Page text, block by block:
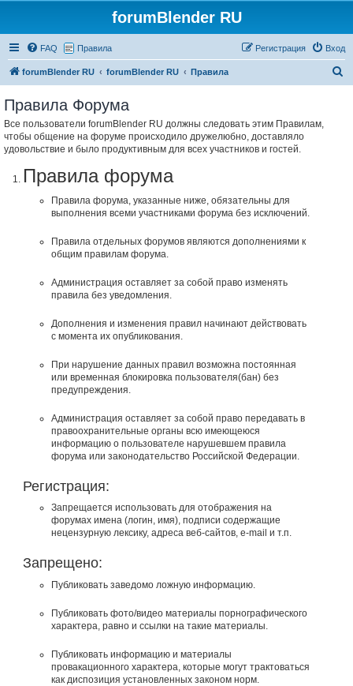
forumBlender RU
FAQ Правила Вход
Регистрация
forumBlender RU forumBlender RU Правила
Правила Форума
Все пользователи forumBlender RU должны следовать этим Правилам,
чтобы общение на форуме происходило дружелюбно, доставляло
удовольствие и было продуктивным для всех участников и гостей.
Правила форума
Правила форума, указанные ниже, обязательны для
выполнения всеми участниками форума без исключений.
Правила отдельных форумов являются дополнениями к
общим правилам форума.
Администрация оставляет за собой право изменять
правила без уведомления.
Дополнения и изменения правил начинают действовать
с момента их опубликования.
При нарушение данных правил возможна постоянная
или временная блокировка пользователя(бан) без
предупреждения.
Администрация оставляет за собой право передавать в
правоохранительные органы всю имеющеюся
информацию о пользователе нарушевшем правила
форума или законодательство Российской Федерации.
Регистрация:
Запрещается использовать для отображения на
форумах имена (логин, имя), подписи содержащие
нецензурную лексику, адреса веб-сайтов, e-mail и т.п.
Запрещено:
Публиковать заведомо ложнyю инфоpмацию.
Публиковать фото/видео материалы порнографического
характера, равно и ссылки на такие материалы.
Публиковать инфоpмацию и материалы
провакационного характера, которые могут трактоваться
как диспозиция установленных законом норм.